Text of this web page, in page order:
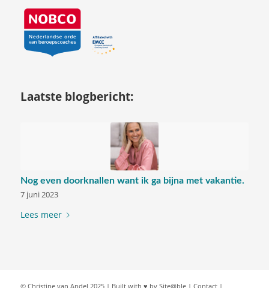
Laatste blogbericht:
Nog even doorknallen want ik ga bijna met vakantie.
7 juni 2023
Lees meer
© Christine van Andel 2025 | Built with ♥ by Site@ble| Contact|